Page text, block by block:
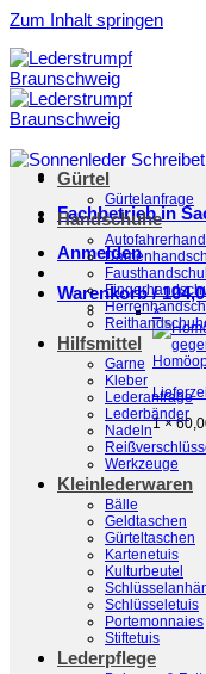
Zum Inhalt springen
Fachbetrieb in
Anmelden
Warenkorb /
×
1 ×
Gürtel
Gürtelanfrage
Handschuhe
Hilfsmittel
Garne
Kleber
Lederanfrage
Lederbänder
Nadeln
Werkzeuge
Kleinlederwaren
Bälle
Geldtaschen
Gürteltaschen
Kartenetuis
Kulturbeutel
Schlüsseletuis
Portemonnaies
Stiftetuis
Lederpflege